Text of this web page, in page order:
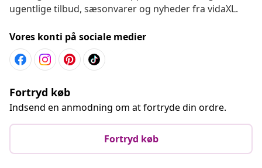
ugentlige tilbud, sæsonvarer og nyheder fra vidaXL.
Vores konti på sociale medier
Fortryd køb
Indsend en anmodning om at fortryde din ordre.
Fortryd køb